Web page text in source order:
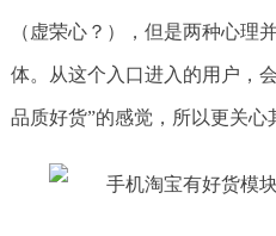
（虚荣心？），但是两种心理
体。从这个入口进入的用户，
品质好货”的感觉，所以更关心